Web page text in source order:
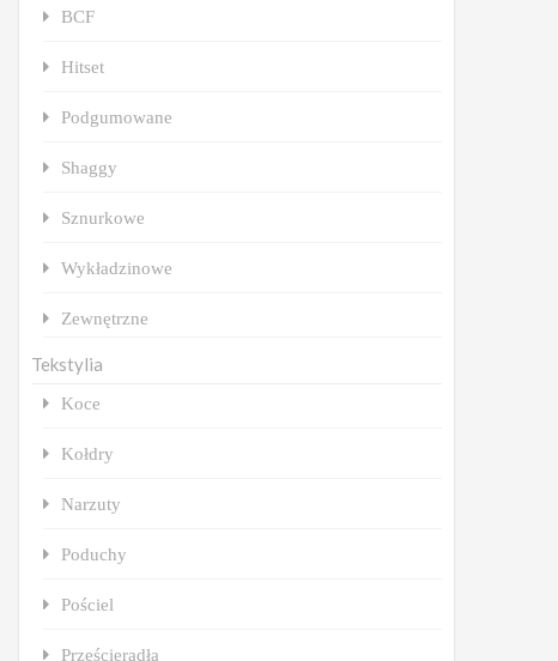
BCF
Hitset
Podgumowane
Shaggy
Sznurkowe
Wykładzinowe
Zewnętrzne
Tekstylia
Koce
Kołdry
Narzuty
Poduchy
Pościel
Prześcieradła